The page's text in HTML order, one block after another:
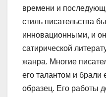
времени и
стиль писательства
инновационными, и
сатирической
жанра. Многие
его талантом и брали
образец. Его работы